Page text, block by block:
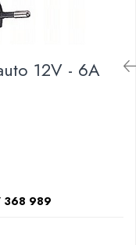
12V - 6A
368 989